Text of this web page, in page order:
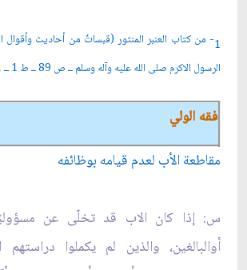
1- من كتاب العنبر المنثور (قبساتٌ من أحاديث وأقوال
الرسول الاكرم صلى الله عليه وآله وسلم ــ ص 89 ــ ط 1 ــ 2001 م.
فقه الولي
مقاطعة الأب لعدم قيامه بوظائفه
س: إذا كان الاب قد تخلّى عن مسؤوليّة
أوالبالغين، والذين لم يكملوا